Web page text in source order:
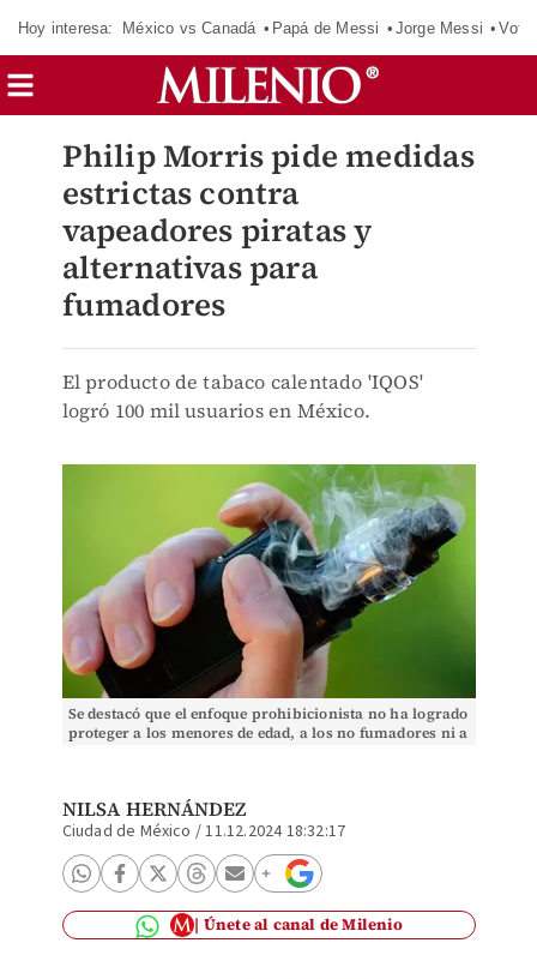
Hoy interesa: México vs Canadá Papá de Messi Jorge Messi
Philip Morris pide medidas
estrictas contra
vapeadores piratas y
alternativas para
fumadores
El producto de tabaco calentado 'IQOS'
logró 100 mil usuarios en México.
Se destacó que el enfoque prohibicionista no ha logrado
proteger a los menores de edad, a los no fumadores ni a
NILSA HERNÁNDEZ
Ciudad de México /11.12.2024 18:32:17
Únete al canal de Milenio